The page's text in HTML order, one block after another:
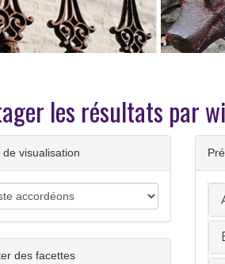
les résultats par
de visualisation
des facettes